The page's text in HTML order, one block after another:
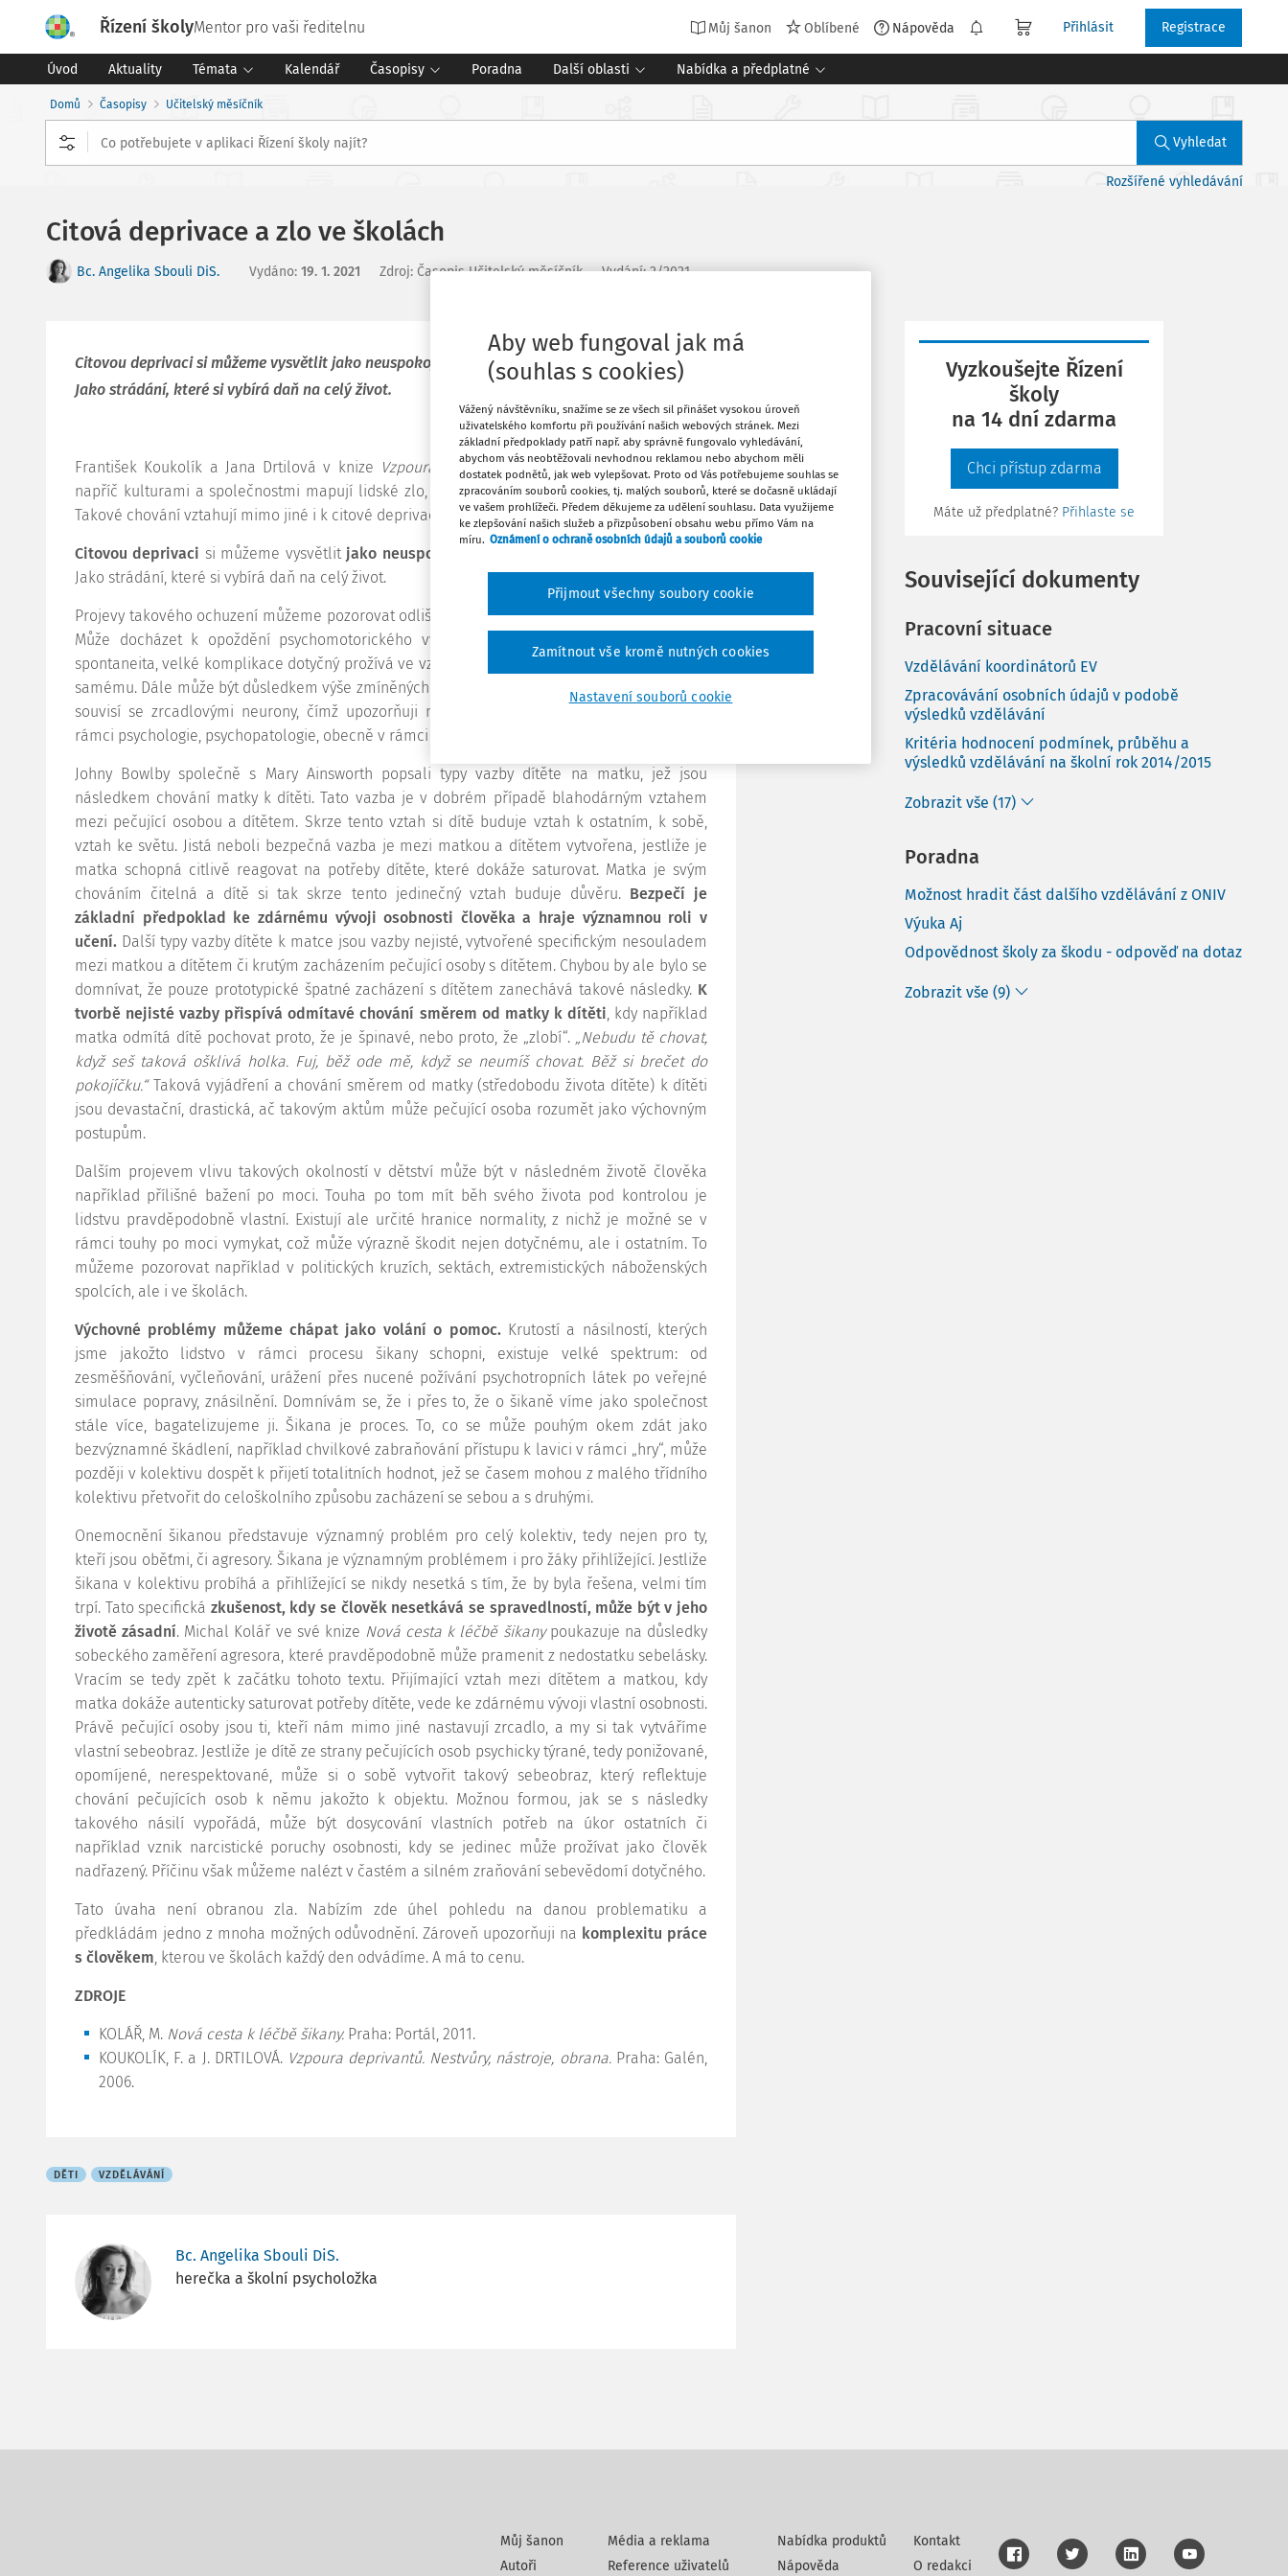
Řízení školyMentor pro vaši ředitelnu Můj šanon Oblíbené Nápověda Přihlásit Registrace
Úvod Aktuality Témata Kalendář Časopisy Poradna Další oblasti Nabídka a předplatné
Domů Časopisy Učitelský měsíčník
Vyhledat
Rozšířené vyhledávání
Citová deprivace a zlo ve školách
Bc. Angelika Sbouli DiS. Vydáno: 19. 1. 2021 Zdroj: Časopis Učitelský měsíčník Vydání:2/2021
Citovou deprivaci si můžeme vysvětlit jako neuspokojení základních psychických potřeb.
Jako strádání, které si vybírá daň na celý život.
František Koukolík a Jana Drtilová v knize Vzpoura deprivantů: nestvůry, nástroje, obrana
napříč kulturami a společnostmi mapují lidské zlo, sadistickou krutost, krádeže, podvádění.
Takové chování vztahují mimo jiné i k citové deprivaci jedince.
Citovou deprivaci si můžeme vysvětlit jako neuspokojení základních psychických potřeb
Jako strádání, které si vybírá daň na celý život.
Projevy takového ochuzení můžeme pozorovat odlišně napříč jednotlivými vývojovými stádii.
Může docházet k opoždění psychomotorického vývoje, dotyčnému jedinci může chybět
spontaneita, velké komplikace dotyčný prožívá ve vztazích s ostatními, ale i ve vztahu k sobě
samému. Dále může být důsledkem výše zmíněných okolností nízká míra empatie, která také
souvisí se zrcadlovými neurony, čímž upozorňuji na nezanedbatelný význam neurověd v
rámci psychologie, psychopatologie, obecně v rámci poznávání člověka.
Johny Bowlby společně s Mary Ainsworth popsali typy vazby dítěte na matku, jež jsou
následkem chování matky k dítěti. Tato vazba je v dobrém případě blahodárným vztahem
mezi pečující osobou a dítětem. Skrze tento vztah si dítě buduje vztah k ostatním, k sobě,
vztah ke světu. Jistá neboli bezpečná vazba je mezi matkou a dítětem vytvořena, jestliže je
matka schopná citlivě reagovat na potřeby dítěte, které dokáže saturovat. Matka je svým
chováním čitelná a dítě si tak skrze tento jedinečný vztah buduje důvěru. Bezpečí je
základní předpoklad ke zdárnému vývoji osobnosti člověka a hraje významnou roli v
učení. Další typy vazby dítěte k matce jsou vazby nejisté, vytvořené specifickým nesouladem
mezi matkou a dítětem či krutým zacházením pečující osoby s dítětem. Chybou by ale bylo se
domnívat, že pouze prototypické špatné zacházení s dítětem zanechává takové následky. K
tvorbě nejisté vazby přispívá odmítavé chování směrem od matky k dítěti, kdy například
matka odmítá dítě pochovat proto, že je špinavé, nebo proto, že „zlobí“. „Nebudu tě chovat,
když seš taková ošklivá holka. Fuj, běž ode mě, když se neumíš chovat. Běž si brečet do
pokojíčku.“Taková vyjádření a chování směrem od matky (středobodu života dítěte) k dítěti
jsou devastační, drastická, ač takovým aktům může pečující osoba rozumět jako výchovným
postupům.
Dalším projevem vlivu takových okolností v dětství může být v následném životě člověka
například přílišné bažení po moci. Touha po tom mít běh svého života pod kontrolou je
lidstvu pravděpodobně vlastní. Existují ale určité hranice normality, z nichž je možné se v
rámci touhy po moci vymykat, což může výrazně škodit nejen dotyčnému, ale i ostatním. To
můžeme pozorovat například v politických kruzích, sektách, extremistických náboženských
spolcích, ale i ve školách.
Výchovné problémy můžeme chápat jako volání o pomoc.Krutostí a násilností, kterých
jsme jakožto lidstvo v rámci procesu šikany schopni, existuje velké spektrum: od
zesměšňování, vyčleňování, urážení přes nucené požívání psychotropních látek po veřejné
simulace popravy, znásilnění. Domnívám se, že i přes to, že o šikaně víme jako společnost
stále více, bagatelizujeme ji. Šikana je proces. To, co se může pouhým okem zdát jako
bezvýznamné škádlení, například chvilkové zabraňování přístupu k lavici v rámci „hry“, může
později v kolektivu dospět k přijetí totalitních hodnot, jež se časem mohou z malého třídního
kolektivu přetvořit do celoškolního způsobu zacházení se sebou a s druhými.
Onemocnění šikanou představuje významný problém pro celý kolektiv, tedy nejen pro ty,
kteří jsou oběťmi, či agresory. Šikana je významným problémem i pro žáky přihlížející. Jestliže
šikana v kolektivu probíhá a přihlížející se nikdy nesetká s tím, že by byla řešena, velmi tím
trpí. Tato specifická zkušenost, kdy se člověk nesetkává se spravedlností, může být v jeho
životě zásadní. Michal Kolář ve své knize Nová cesta k léčbě šikanypoukazuje na důsledky
sobeckého zaměření agresora, které pravděpodobně může pramenit z nedostatku sebelásky.
Vracím se tedy zpět k začátku tohoto textu. Přijímající vztah mezi dítětem a matkou, kdy
matka dokáže autenticky saturovat potřeby dítěte, vede ke zdárnému vývoji vlastní osobnosti.
Právě pečující osoby jsou ti, kteří nám mimo jiné nastavují zrcadlo, a my si tak vytváříme
vlastní sebeobraz. Jestliže je dítě ze strany pečujících osob psychicky týrané, tedy ponižované,
opomíjené, nerespektované, může si o sobě vytvořit takový sebeobraz, který reflektuje
chování pečujících osob k němu jakožto k objektu. Možnou formou, jak se s následky
takového násilí vypořádá, může být dosycování vlastních potřeb na úkor ostatních či
například vznik narcistické poruchy osobnosti, kdy se jedinec může prožívat jako člověk
nadřazený. Příčinu však můžeme nalézt v častém a silném zraňování sebevědomí dotyčného.
Tato úvaha není obranou zla. Nabízím zde úhel pohledu na danou problematiku a
předkládám jedno z mnoha možných odůvodnění. Zároveň upozorňuji na komplexitu práce
s člověkem, kterou ve školách každý den odvádíme. A má to cenu.
ZDROJE
KOLÁŘ, M. Nová cesta k léčbě šikany. Praha: Portál, 2011.
KOUKOLÍK, F. a J. DRTILOVÁ. Vzpoura deprivantů. Nestvůry, nástroje, obrana.Praha: Galén,
2006.
DĚTI VZDĚLÁVÁNÍ
Bc. Angelika Sbouli DiS.
herečka a školní psycholožka
Stáhnout
Tisknout
Sdílet
Vyzkoušejte Řízení
školy
na 14 dní zdarma
Chci přístup zdarma
Máte už předplatné? Přihlaste se
Související dokumenty
Pracovní situace
Vzdělávání koordinátorů EV
Zpracovávání osobních údajů v podobě
výsledků vzdělávání
Kritéria hodnocení podmínek, průběhu a
výsledků vzdělávání na školní rok 2014/2015
Zobrazit vše (17)
Poradna
Možnost hradit část dalšího vzdělávání z ONIV
Výuka Aj
Odpovědnost školy za škodu - odpověď na dotaz
Zobrazit vše (9)
Můj šanon
Autoři
Média a reklama
Reference uživatelů
Nabídka produktů
Nápověda
Kontakt
O redakci
Aby web fungoval jak má
(souhlas s cookies)
Vážený návštěvníku, snažíme se ze všech sil přinášet vysokou úroveň
uživatelského komfortu při používání našich webových stránek. Mezi
základní předpoklady patří např. aby správně fungovalo vyhledávání,
abychom vás neobtěžovali nevhodnou reklamou nebo abychom měli
dostatek podnětů, jak web vylepšovat. Proto od Vás potřebujeme souhlas se
zpracováním souborů cookies, tj. malých souborů, které se dočasně ukládají
ve vašem prohlížeči. Předem děkujeme za udělení souhlasu. Data využijeme
ke zlepšování našich služeb a přizpůsobení obsahu webu přímo Vám na
míru. Oznámení o ochraně osobních údajů a souborů cookie
Nastavení souborů cookie
Zamítnout vše kromě nutných cookies
Přijmout všechny soubory cookie